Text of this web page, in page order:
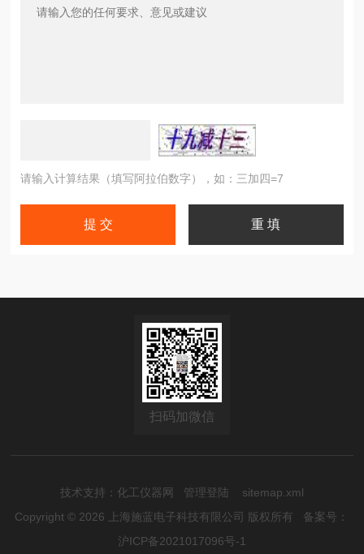
请输入计算结果（填写阿拉伯数字），如：三加四=7
扫码加微信
技术支持： 化工仪器网 管理登陆
sitemap.xml
Copyright © 2026 上海施蓝电子科技有限公司 版权所有 备案号：
沪ICP备2021017096号-1